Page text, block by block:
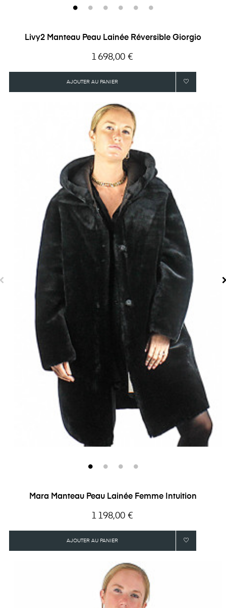
Livy2 Manteau Peau Lainée Réversible Giorgio
Prix
1 698,00 €
AJOUTER AU PANIER
Mara Manteau Peau Lainée Femme Intuition
Prix
1 198,00 €
AJOUTER AU PANIER